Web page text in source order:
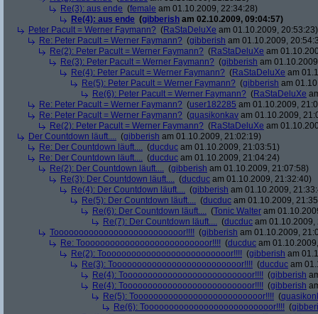
Re(3): aus ende (female am 01.10.2009, 22:34:28)
Re(4): aus ende (gibberish am 02.10.2009, 09:04:57)
Peter Pacult = Werner Faymann? (RaStaDeluXe am 01.10.2009, 20:53:23)
Re: Peter Pacult = Werner Faymann? (gibberish am 01.10.2009,
Re(2): Peter Pacult = Werner Faymann? (RaStaDeluXe am
Re(3): Peter Pacult = Werner Faymann? (gibberish am
Re(4): Peter Pacult = Werner Faymann? (RaStaDeluXe am
Re(5): Peter Pacult = Werner Faymann? (gibberish am
Re(6): Peter Pacult = Werner Faymann? (RaStaDeluXe
Re: Peter Pacult = Werner Faymann? (user182285 am 01.10.2009,
Re: Peter Pacult = Werner Faymann? (quasikonkav am 01.10.2009,
Re(2): Peter Pacult = Werner Faymann? (RaStaDeluXe am
Der Countdown läuft.... (gibberish am 01.10.2009, 21:02:19)
Re: Der Countdown läuft.... (ducduc am 01.10.2009, 21:03:51)
Re: Der Countdown läuft.... (ducduc am 01.10.2009, 21:04:24)
Re(2): Der Countdown läuft.... (gibberish am 01.10.2009, 21:07:58)
Re(3): Der Countdown läuft.... (ducduc am 01.10.2009, 21:32:40)
Re(4): Der Countdown läuft.... (gibberish am 01.10.2009,
Re(5): Der Countdown läuft.... (ducduc am 01.10.2009,
Re(6): Der Countdown läuft.... (Tonic Walter am
Re(7): Der Countdown läuft.... (ducduc am 01.10.2009,
Toooooooooooooooooooooooooor!!!! (gibberish am 01.10.2009,
Re: Toooooooooooooooooooooooooor!!!! (ducduc am
Re(2): Toooooooooooooooooooooooooor!!!! (gibberish am
Re(3): Toooooooooooooooooooooooooor!!!! (ducduc am
Re(4): Toooooooooooooooooooooooooor!!!! (gibberish
Re(4): Toooooooooooooooooooooooooor!!!! (gibberish
Re(5): Toooooooooooooooooooooooooor!!!! (
Re(6): Toooooooooooooooooooooooooor!!!! (